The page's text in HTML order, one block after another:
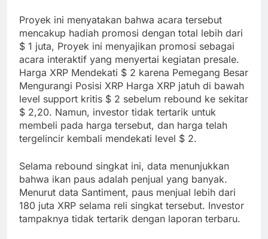
Proyek ini menyatakan bahwa acara tersebut
mencakup hadiah promosi dengan total lebih dari
$ 1 juta, Proyek ini menyajikan promosi sebagai
acara interaktif yang menyertai kegiatan presale.
Harga XRP Mendekati $ 2 karena Pemegang Besar
Mengurangi Posisi XRP Harga XRP jatuh di bawah
level support kritis $ 2 sebelum rebound ke sekitar
$ 2,20. Namun, investor tidak tertarik untuk
membeli pada harga tersebut, dan harga telah
tergelincir kembali mendekati level $ 2.
Selama rebound singkat ini, data menunjukkan
bahwa ikan paus adalah penjual yang banyak.
Menurut data Santiment, paus menjual lebih dari
180 juta XRP selama reli singkat tersebut. Investor
tampaknya tidak tertarik dengan laporan terbaru.